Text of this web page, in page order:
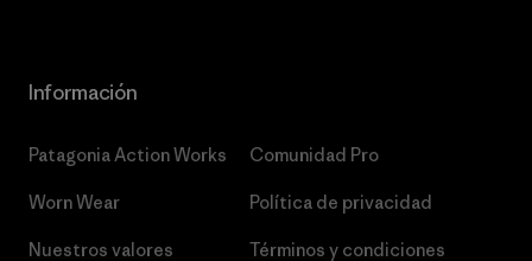
Información
Patagonia Action Works
Worn Wear
Nuestros valores
Comunidad Pro
Política de privacidad
Términos y condiciones